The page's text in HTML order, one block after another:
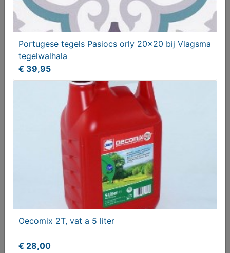
Cotto plavuizen 33x33 cm landelijke vloertegels
slijtvast
€ 32,50
Berging voor fiets(en) of kliko's ZGAN
Vanaf € 240,00
Portugese tegels Pasiocs orly 20x20 bij Vlagsma
tegelwalhala
€ 39,95
Oecomix 2T, vat a 5 liter
€ 28,00